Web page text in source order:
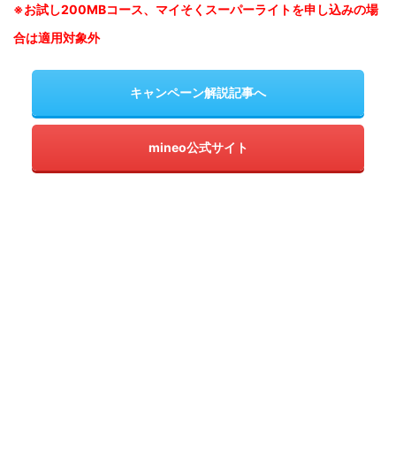
※お試し200MBコース、マイそくスーパーライトを申し込みの場
合は適用対象外
キャンペーン解説記事へ
mineo公式サイト